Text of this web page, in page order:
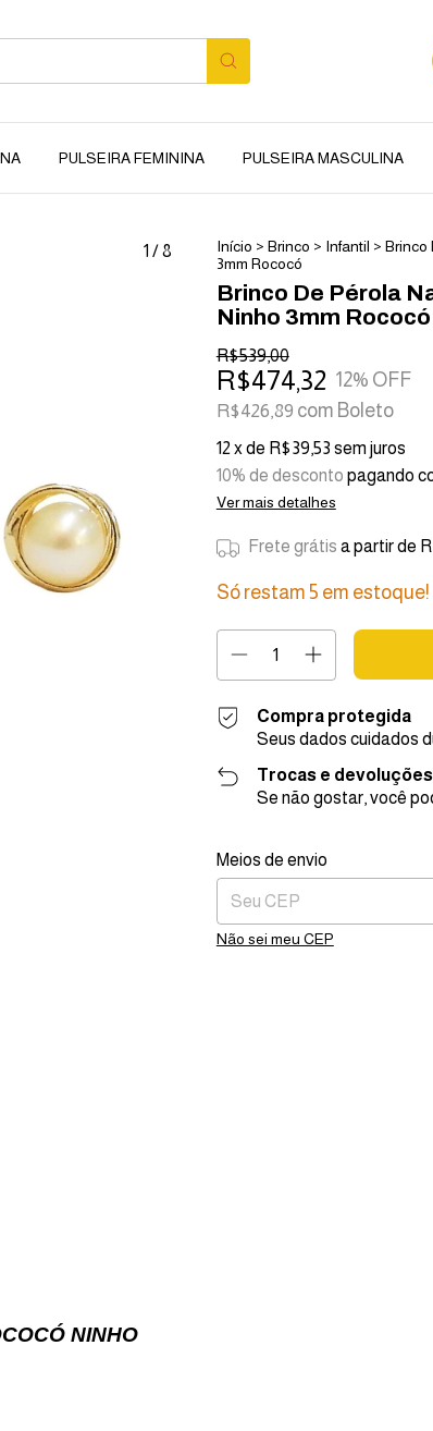
PULSEIRA FEMININA PULSEIRA MASCULINA
1 /8 Início > Brinco > Infantil > Brinco
3mm Rococó
Brinco De Pérola
Ninho 3mm Rococó
R$539,00
R$474,32 12% OFF
R$426,89 com Boleto
12 x de R$39,53 sem juros
10% de desconto pagando
Ver mais detalhes
Frete grátis a partir de
Só restam 5 em estoque!
Compra protegida
Seus dados cuidados
Trocas e devoluções
Se não gostar, você
Entregas para o CEP:
Meios de envio
Não sei meu CEP
NINHO